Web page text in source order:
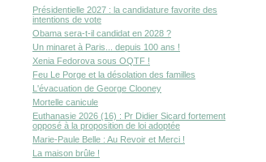
Présidentielle 2027 : la candidature favorite des
intentions de vote
Obama sera-t-il candidat en 2028 ?
Un minaret à Paris... depuis 100 ans !
Xenia Fedorova sous OQTF !
Feu Le Porge et la désolation des familles
L'évacuation de George Clooney
Mortelle canicule
Euthanasie 2026 (16) : Pr Didier Sicard fortement
opposé à la proposition de loi adoptée
Marie-Paule Belle : Au Revoir et Merci !
La maison brûle !